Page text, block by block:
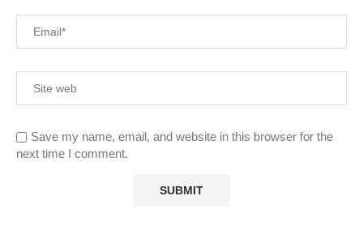
Save my name, email, and website in this browser for the
next time I comment.